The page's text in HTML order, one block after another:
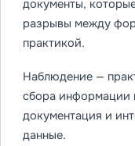
документы,
разрывы между
практикой.
Наблюдение —
сбора информации
документация и
данные.